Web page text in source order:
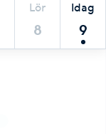
Lör
8
Idag
9